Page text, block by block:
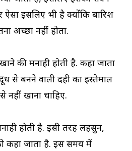
इसलिए भी है क्‍योंकि बारिश
अच्‍छा नहीं होता.
की मनाही होती है. कहा जाता
से बनने वाली दही का इस्तेमाल
नहीं खाना चाहिए.
होती है. इसी तरह लहसुन,
कहा जाता है. इस समय में